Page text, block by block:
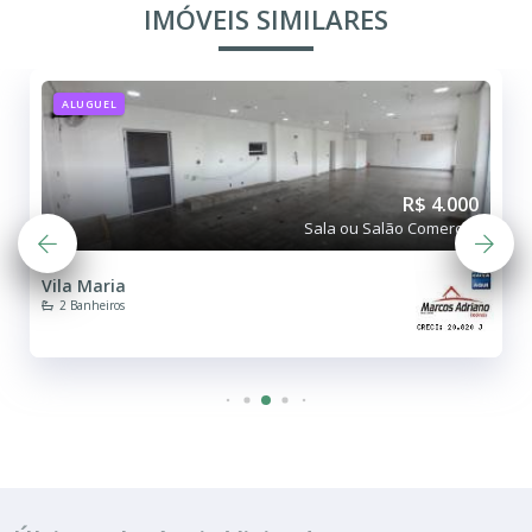
IMÓVEIS SIMILARES
ALUGUEL
R$ 4.000
Sala ou Salão Comercial
Vila Maria
2 Banheiros